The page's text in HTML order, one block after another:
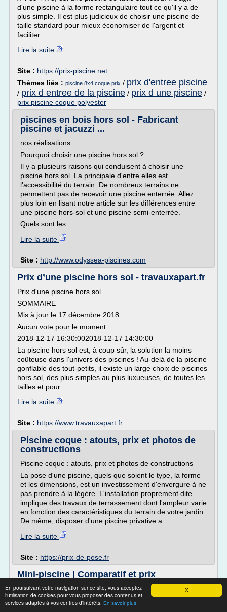
X
En poursuivant votre navigation sur ce site, vous acceptez
l'utilisation de cookies pour vous proposer des contenus et
services adaptés à vos centres d'intérêts. En savoir plus
d'une piscine à la forme rectangulaire tout ce qu'il y a de
plus simple. Il est plus judicieux de choisir une piscine de
taille standard pour mieux économiser de l'argent et
faciliter...
Lire la suite
Site : https://prix-piscine.net
Thèmes liés : piscine 8x4 coque prix / prix d'entree piscine
/ prix d entree de la piscine / prix d une piscine /
prix piscine coque polyester
piscines en bois hors sol - Fabricant
piscine et jacuzzi ...
nos réalisations
Pourquoi choisir une piscine hors sol ?
Il y a plusieurs raisons qui conduisent à choisir une
piscine hors sol. La principale d'entre elles est
l'accessibilité du terrain. De nombreux terrains ne
permettent pas de recevoir une piscine enterrée. Allez
plus loin en lisant notre article sur les différences entre
une piscine hors-sol et une piscine semi-enterrée.
Quels sont les...
Lire la suite
Site : http://www.odyssea-piscines.com
Prix d’une piscine hors sol - travauxapart.fr
Prix d'une piscine hors sol
SOMMAIRE
Mis à jour le 17 décembre 2018
Aucun vote pour le moment
2018-12-17 16:30:002018-12-17 14:30:00
La piscine hors sol est, à coup sûr, la solution la moins
coûteuse dans l'univers des piscines ! Au-delà de la piscine
gonflable des tout-petits, il existe un large choix de piscines
hors sol, des plus simples au plus luxueuses, de toutes les
tailles et pour...
Lire la suite
Site : https://www.travauxapart.fr
Piscine coque : atouts, prix et photos de
constructions
Piscine coque : atouts, prix et photos de constructions
La pose d'une piscine, quels que soient le type, la forme
et les dimensions, est un investissement d'envergure à ne
pas prendre à la légère. L'installation proprement dite
implique des travaux de terrassement dont l'ampleur varie
en fonction des caractéristiques du terrain de votre jardin.
De même, disposer d'une piscine privative a...
Lire la suite
Site : https://prix-de-pose.fr
Mini-piscine | Comparatif et prix
Une petite piscine convient à tous les terrains, et
particulièrement aux petits espaces. Il vous suffit d'une cour
ou d'un petit jardin pour la faire installer, raison pour